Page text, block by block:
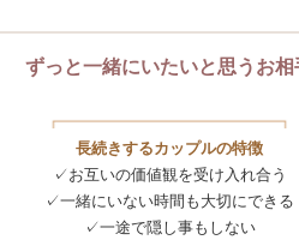
ずっと一緒にいたいと思うお相
長続きするカップルの特徴
✓お互いの価値観を受け入れ合う
✓一緒にいない時間も大切にできる
✓一途で隠し事もしない